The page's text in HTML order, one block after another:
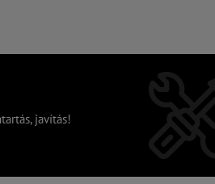
javítás!